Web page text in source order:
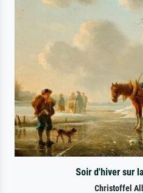
Soir d'hiver sur
Christoffel